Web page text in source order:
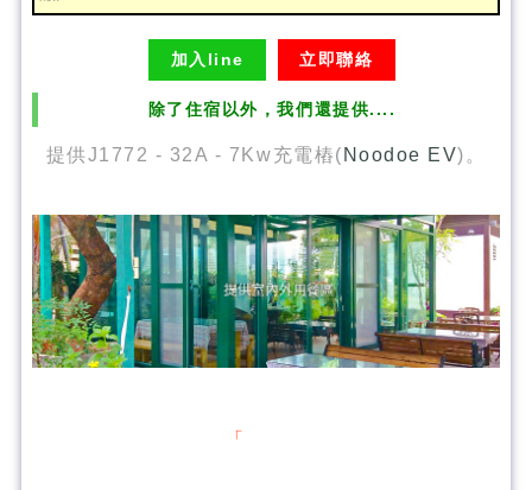
加入line 立即聯絡
除了住宿以外，我們還提供....
提供J1772 - 32A - 7Kw充電樁( Noodoe EV)。
「美濃涵園民宿」歡迎您 ~ ~ ~ 平日